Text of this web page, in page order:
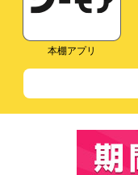
本棚アプリ